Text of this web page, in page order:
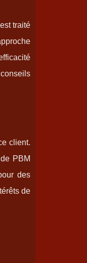
traité
client.
PBM
des
de